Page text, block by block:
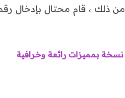
من ذلك ، قام محتال بإدخال
بمميزات رائعة وخرافية